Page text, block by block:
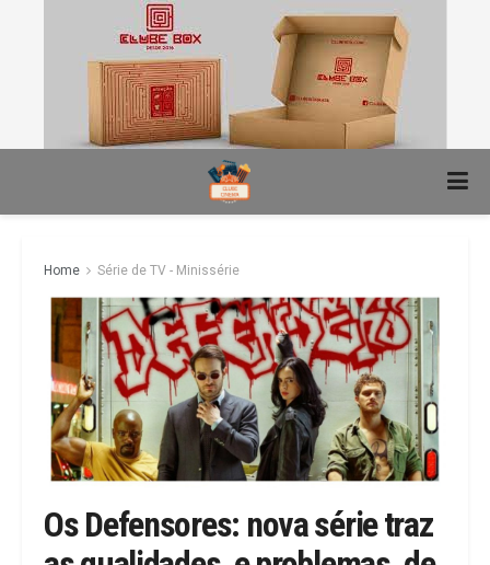
Home Série de TV - Minissérie
Os Defensores: nova série traz